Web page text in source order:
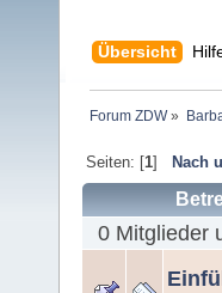
Übersicht
Forum ZDW»
Seiten: [1] Nach
0 Mitglieder